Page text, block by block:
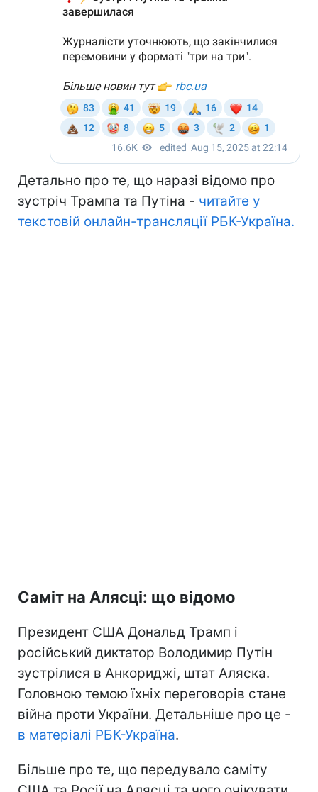
Детально про те, що наразі відомо про
зустріч Трампа та Путіна - читайте у
текстовій онлайн-трансляції РБК-Україна.
Саміт на Алясці: що відомо
Президент США Дональд Трамп і
російський диктатор Володимир Путін
зустрілися в Анкориджі, штат Аляска.
Головною темою їхніх переговорів стане
війна проти України. Детальніше про це -
в матеріалі РБК-Україна.
Більше про те, що передувало саміту